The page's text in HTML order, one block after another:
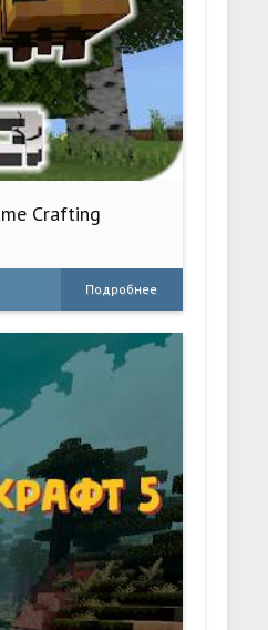
Crafting
Подробнее